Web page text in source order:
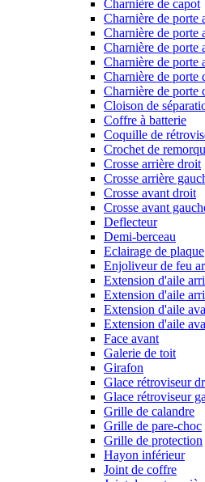
Charnière de capot
Charnière de porte
Charnière de porte
Charnière de porte
Charnière de porte
Charnière de porte
Charnière de porte
Cloison de
Coffre à batterie
Coquille de
Crochet de
Crosse arrière droit
Crosse arrière
Crosse avant droit
Crosse avant
Deflecteur
Demi-berceau
Eclairage de plaque
Enjoliveur de feu
Extension d'aile
Extension d'aile
Extension d'aile
Extension d'aile
Face avant
Galerie de toit
Girafon
Glace rétroviseur
Glace rétroviseur
Grille de calandre
Grille de pare-choc
Grille de protection
Hayon inférieur
Joint de coffre